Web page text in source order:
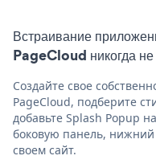
Встраивание
PageCloud никогда
Создайте свое
PageCloud, подберите
добавьте Splash Popup
боковую панель, нижний
своем сайт.